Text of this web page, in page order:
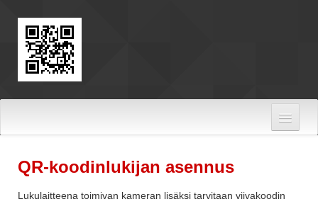
QR-koodinlukijan asennus
Lukulaitteena toimivan kameran lisäksi tarvitaan viivakoodin